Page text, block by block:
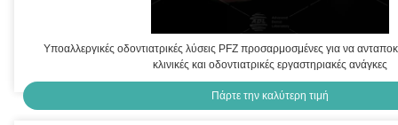
Υποαλλεργικές οδοντιατρικές λύσεις PFZ προσαρμοσμένες για να
κλινικές και οδοντιατρικές εργαστηριακές ανάγκες
Πάρτε την καλύτερη τιμή